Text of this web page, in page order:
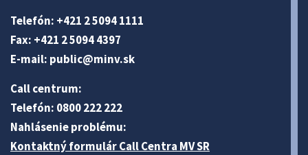
Telefón: +421 2 5094 1111
Fax: +421 2 5094 4397
E-mail: public@minv.sk
Call centrum:
Telefón: 0800 222 222
Nahlásenie problému:
Kontaktný formulár Call Centra MV SR